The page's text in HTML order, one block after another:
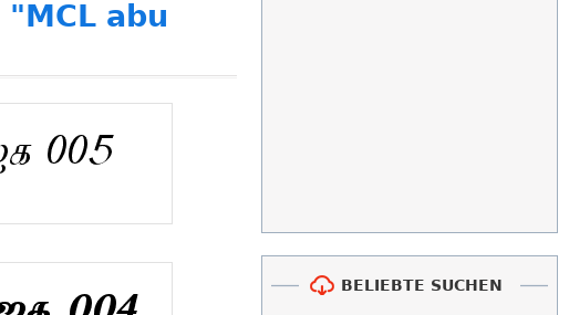
"MCL abu
BELIEBTE SUCHEN